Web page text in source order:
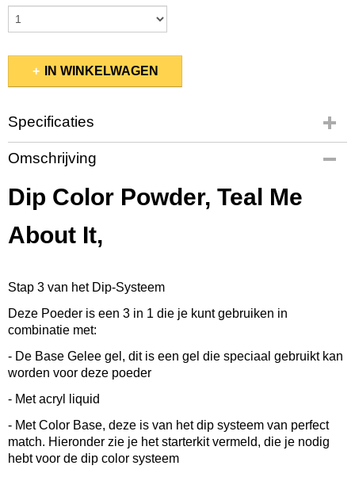
IN WINKELWAGEN
Specificaties
Productcode
PMDP257
EAN code
845370047022
0,08 Kg
Omschrijving
Dip Color Powder, Teal Me
About It,
Stap 3 van het Dip-Systeem
Deze Poeder is een 3 in 1 die je kunt gebruiken in
combinatie met:
- De Base Gelee gel, dit is een gel die speciaal gebruikt kan
worden voor deze poeder
- Met acryl liquid
- Met Color Base, deze is van het dip systeem van perfect
match. Hieronder zie je het starterkit vermeld, die je nodig
hebt voor de dip color systeem